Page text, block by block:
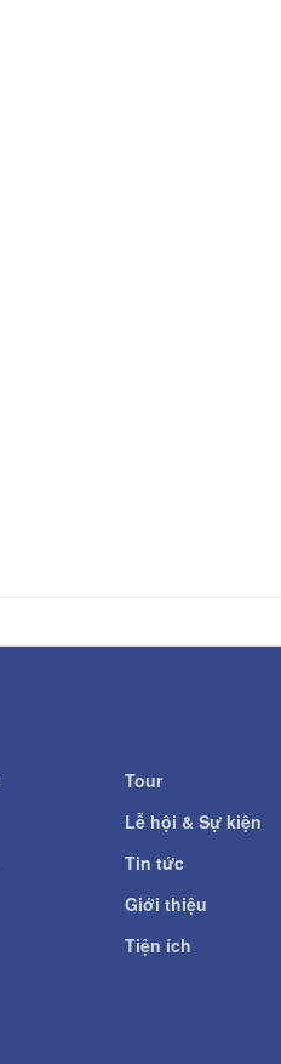
Tour
Lễ hội & Sự kiện
Tin tức
Giới thiệu
Tiện ích